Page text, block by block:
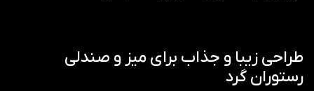
طراحی زیبا و جذاب برای میز و صندلی
رستوران گرد